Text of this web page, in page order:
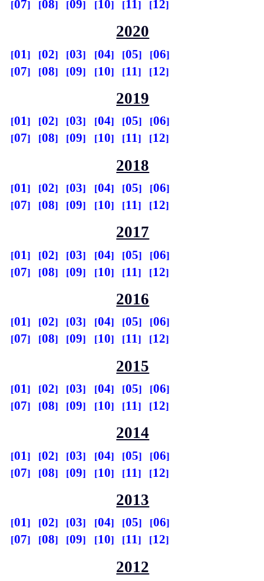
07 08 09 10 11 12
2020
01 02 03 04 05
06
07
08 09 10 11 12
2019
01 02 03 04 05
06
07
08 09 10 11 12
2018
01 02 03 04 05
06
07
08 09 10 11 12
2017
01 02 03 04 05
06
07
08 09 10 11 12
2016
01 02 03 04 05
06
07
08 09 10 11 12
2015
01 02 03 04 05
06
07
08 09 10 11 12
2014
01 02 03 04 05
06
07
08 09 10 11 12
2013
01 02 03 04 05
06
07
08 09 10 11 12
2012